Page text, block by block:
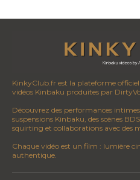
KinkyClub.fr est la plateforme
vidéos Kinbaku produites par
Découvrez des performances
suspensions Kinbaku, des scènes
squirting et collaborations avec des
Chaque vidéo est un film : lumière
authentique.